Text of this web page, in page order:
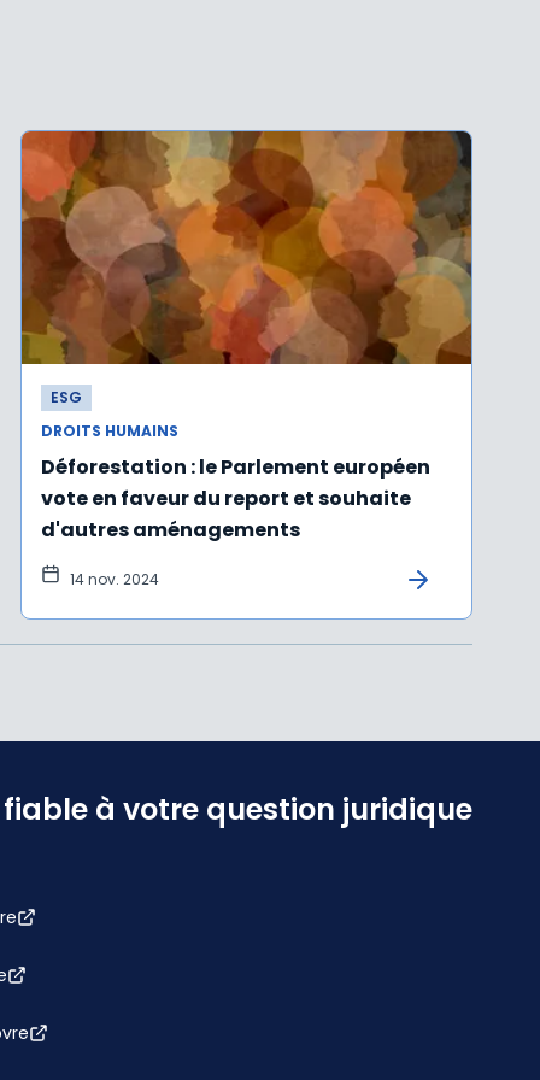
ESG
DROITS HUMAINS
Déforestation : le Parlement européen
vote en faveur du report et souhaite
d'autres aménagements
14 nov. 2024
à votre question juridique